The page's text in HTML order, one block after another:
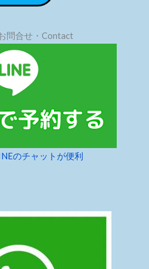
問合せ・Contact
のチャットが便利